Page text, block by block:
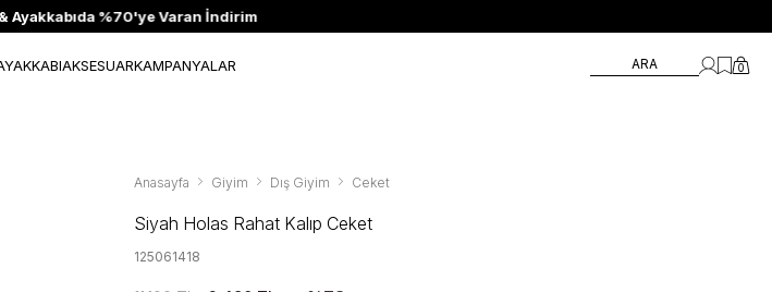
%70'ye Varan İndirim
AKSESUARKAMPANYALAR ARA 0
Anasayfa Giyim Dış Giyim Ceket
Siyah Holas Rahat Kalıp Ceket
125061418